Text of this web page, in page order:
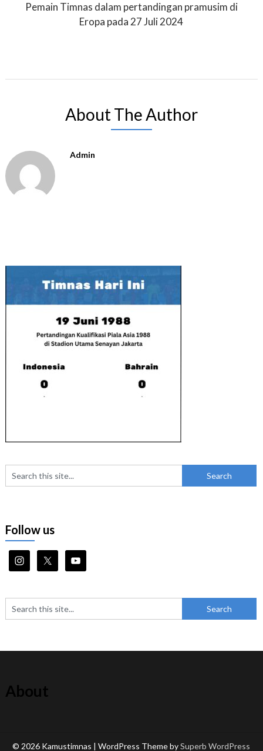
Pemain Timnas dalam pertandingan pramusim di
Eropa pada 27 Juli 2024
About The Author
Admin
Follow us
About
© 2026 Kamustimnas | WordPress Theme bySuperb WordPress